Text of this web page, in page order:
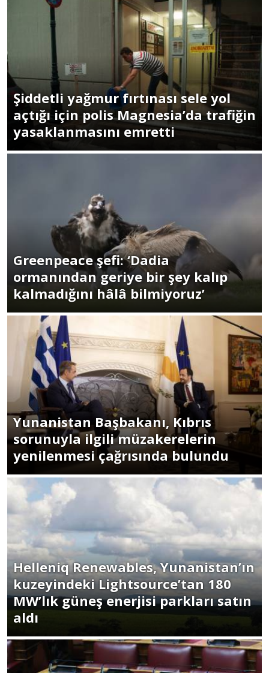
Şiddetli yağmur fırtınası sele yol
açtığı için polis Magnesia’da trafiğin
yasaklanmasını emretti
Greenpeace şefi: ‘Dadia
ormanından geriye bir şey kalıp
kalmadığını hâlâ bilmiyoruz’
Yunanistan Başbakanı, Kıbrıs
sorunuyla ilgili müzakerelerin
yenilenmesi çağrısında bulundu
Helleniq Renewables, Yunanistan’ın
kuzeyindeki Lightsource’tan 180
MW’lık güneş enerjisi parkları satın
aldı